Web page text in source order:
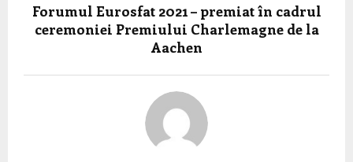
Forumul Eurosfat 2021 – premiat în cadrul
ceremoniei Premiului Charlemagne de la
Aachen